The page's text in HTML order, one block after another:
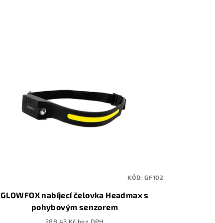
GLOWFOX nabíjecí čelovka Headmax s
pohybovým senzorem
KÓD: GF102